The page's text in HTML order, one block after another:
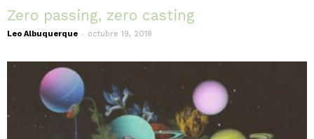
Zero passing, zero casting
Leo Albuquerque - octubre 19, 2018